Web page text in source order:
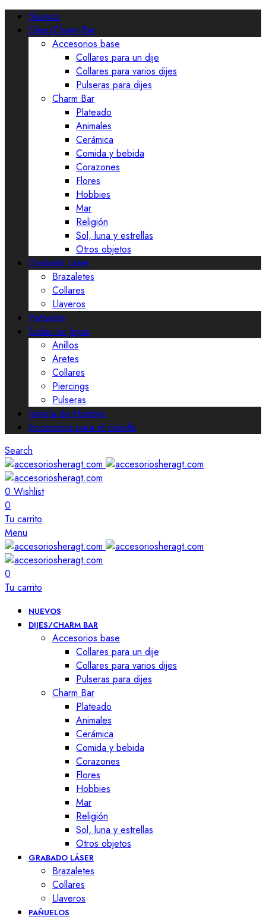
Nuevos
Dijes/Charm Bar
Accesorios base
Collares para un dije
Collares para varios dijes
Pulseras para dijes
Charm Bar
Plateado
Animales
Cerámica
Comida y bebida
Corazones
Flores
Hobbies
Mar
Religión
Sol, luna y estrellas
Otros objetos
Grabado Láser
Brazaletes
Collares
Llaveros
Pañuelos
Todas las Joyas
Anillos
Aretes
Collares
Piercings
Pulseras
Joyería de Hombre
Accesorios para el cabello
Search
0 Wishlist
0
Tu carrito
Menu
0
Tu carrito
NUEVOS
DIJES/CHARM BAR
Accesorios base
Collares para un dije
Collares para varios dijes
Pulseras para dijes
Charm Bar
Plateado
Animales
Cerámica
Comida y bebida
Corazones
Flores
Hobbies
Mar
Religión
Sol, luna y estrellas
Otros objetos
GRABADO LÁSER
Brazaletes
Collares
Llaveros
PAÑUELOS